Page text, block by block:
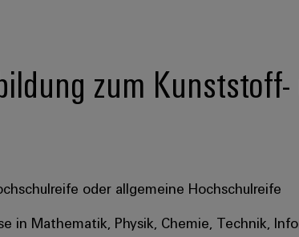
zum
oder allgemeine Hochschulreife
in Mathematik, Physik, Chemie, Technik,